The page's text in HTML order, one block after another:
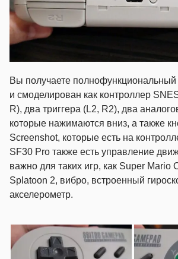
Вы получаете полнофункциональный
и смоделирован как контроллер
R), два триггера (L2, R2), два
которые нажимаются вниз, а также
Screenshot, которые есть на
SF30 Pro также есть управление
важно для таких игр, как Super Mario
Splatoon 2, вибро, встроенный
акселерометр.